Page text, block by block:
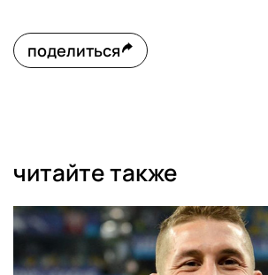
поделиться
читайте также